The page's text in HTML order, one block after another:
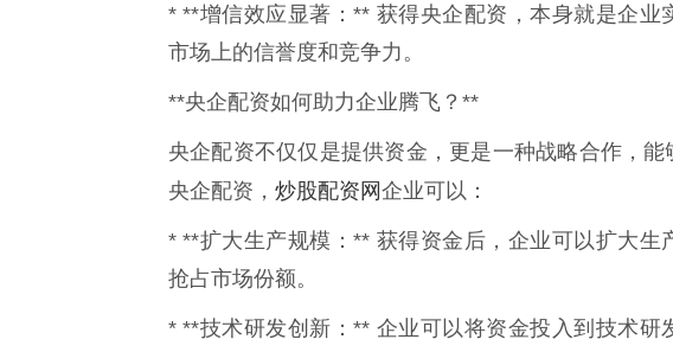
* **增信效应显著：** 获得央企配资，本身就是企业
市场上的信誉度和竞争力。
**央企配资如何助力企业腾飞？**
央企配资不仅仅是提供资金，更是一种战略合作，
央企配资， 炒股配资网企业可以：
* **扩大生产规模：** 获得资金后，企业可以扩大生
抢占市场份额。
* **技术研发创新：** 企业可以将资金投入到技术研